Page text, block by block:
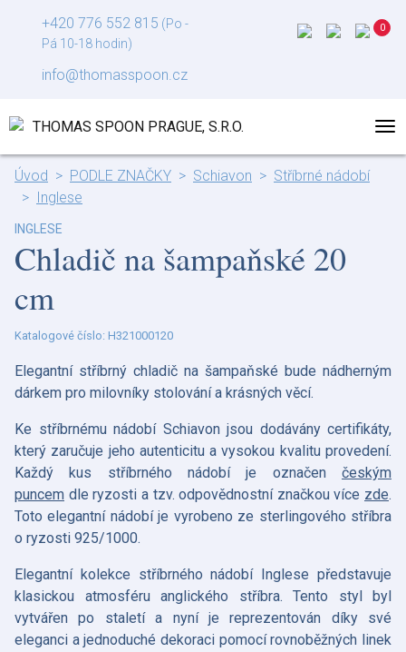
+420 776 552 815 (Po -
Pá 10-18 hodin)
info@thomasspoon.cz
Úvod PODLE ZNAČKY Schiavon
Stříbrné nádobí
Inglese
INGLESE
Chladič na šampaňské 20
cm
Katalogové číslo: H321000120
Elegantní stříbrný chladič na šampaňské bude nádherným
dárkem pro milovníky stolování a krásných věcí.
Ke stříbrnému nádobí Schiavon jsou dodávány certifikáty,
který zaručuje jeho autenticitu a vysokou kvalitu provedení.
Každý kus stříbrného nádobí je označen českým
puncem dle ryzosti a tzv. odpovědnostní značkou více zde.
Toto elegantní nádobí je vyrobeno ze sterlingového stříbra
o ryzosti 925/1000.
Elegantní kolekce stříbrného nádobí Inglese představuje
klasickou atmosféru anglického stříbra. Tento styl byl
vytvářen po staletí a nyní je reprezentován díky své
eleganci a jednoduché dekoraci pomocí rovnoběžných linek